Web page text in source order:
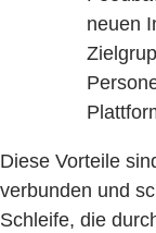
neuen
Diese Vorteile
verbunden und
Schleife, die